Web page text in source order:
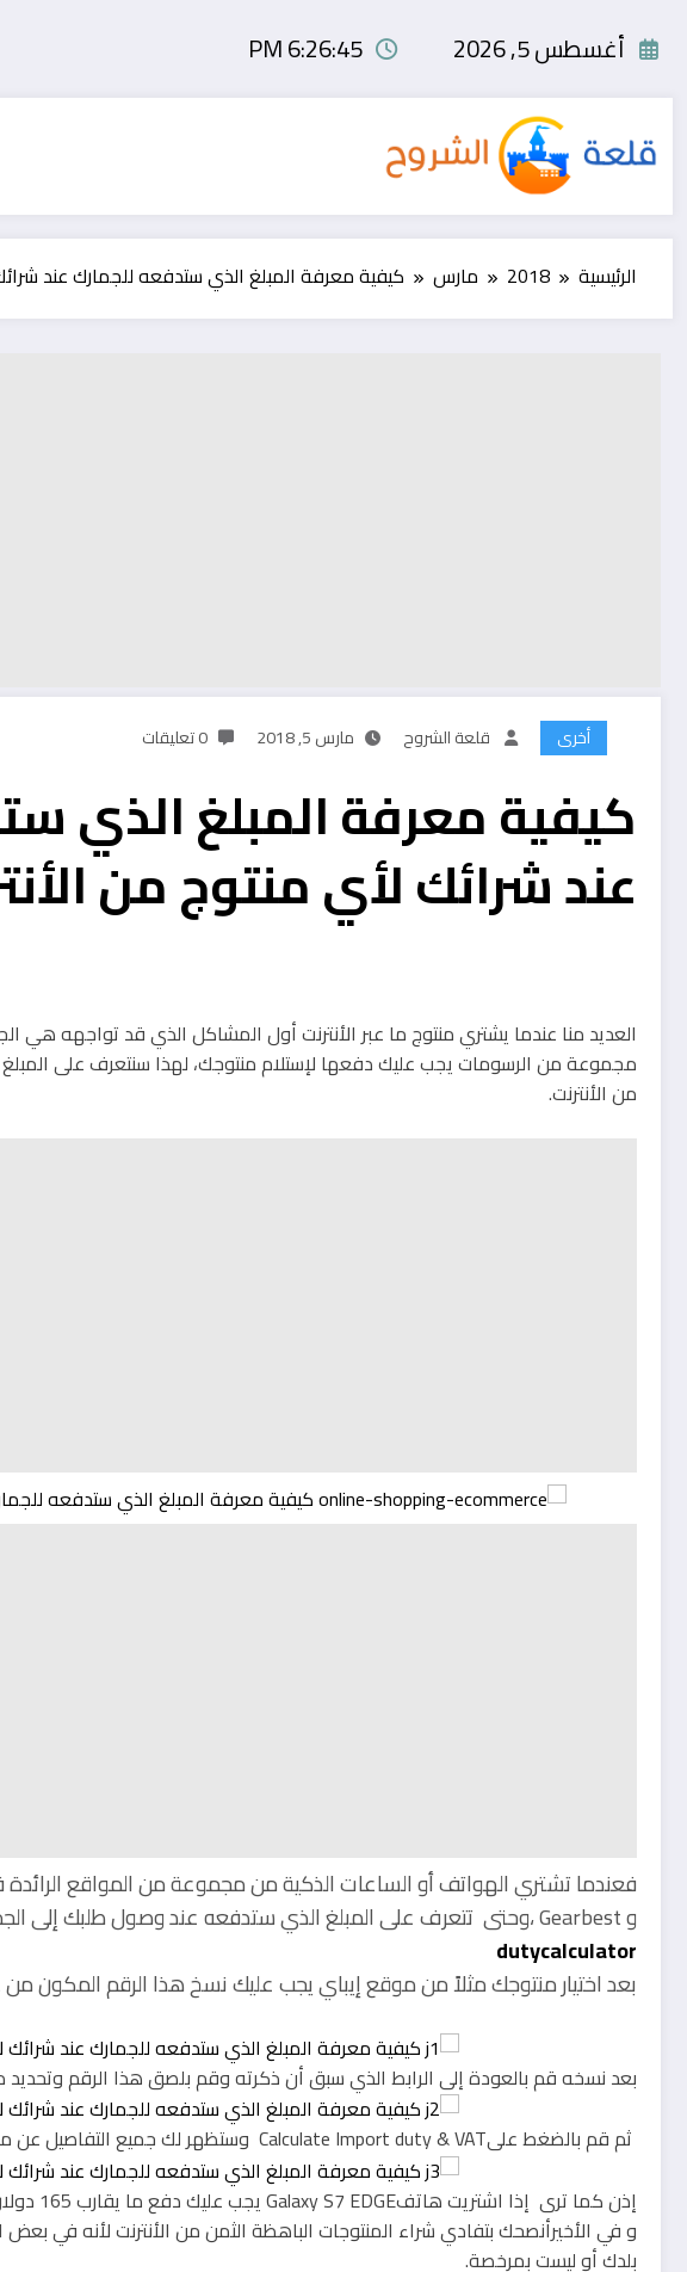
أغسطس 5, 2026 6:26:46 PM
الرئيسية 2018 مارس كيفية معرفة المبلغ الذي ستدفعه للجمارك عند
أخرى قلعة الشروح مارس 5, 2018 0 تعليقات
كيفية معرفة المبلغ الذي
عند شرائك لأي منتوج من
العديد منا عندما يشتري منتوج ما عبر الأنترنت أول المشاكل الذي قد تواجهه هي
مجموعة من الرسومات يجب عليك دفعها لإستلام منتوجك، لهذا سنتعرف على
من الأنترنت.
و Gearbest ،وحتى تتعرف على المبلغ الذي ستدفعه عند وصول طلبك إلى الجمارك يكفي أن تدخل إلى هذا الرابط:
dutycalculator
بعد اختيار منتوجك مثلاً من موقع إيباي يجب عليك نسخ هذا الرقم المكون من 12 رقم كما في الصورة
بعد نسخه قم بالعودة إلى الرابط الذي سبق أن ذكرته وقم بلصق هذا الرقم وتحديد
ثم قم بالضغط علىCalculate Import duty & VAT وستظهر لك جميع التفاصيل عن منتوجك وكم ستدفع للجمارك
إذن كما ترى إذا اشتريت هاتفGalaxy S7 EDGE يجب عليك دفع ما يقارب 165 دولار للجمارك مثلا في حالة المغرب.
و في الأخيرأنصحك بتفادي شراء المنتوجات الباهظة الثمن من الأنترنت لأنه في
بلدك أو ليست بمرخصة.